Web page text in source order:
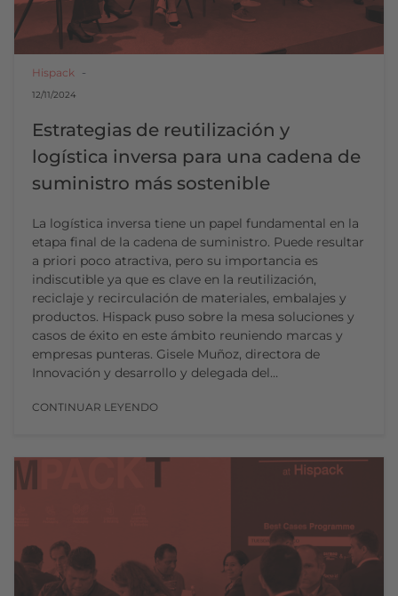
Hispack
12/11/2024
Estrategias de reutilización y
logística inversa para una cadena de
suministro más sostenible
La logística inversa tiene un papel fundamental en la
etapa final de la cadena de suministro. Puede resultar
a priori poco atractiva, pero su importancia es
indiscutible ya que es clave en la reutilización,
reciclaje y recirculación de materiales, embalajes y
productos. Hispack puso sobre la mesa soluciones y
casos de éxito en este ámbito reuniendo marcas y
empresas punteras. Gisele Muñoz, directora de
Innovación y desarrollo y delegada del…
CONTINUAR LEYENDO